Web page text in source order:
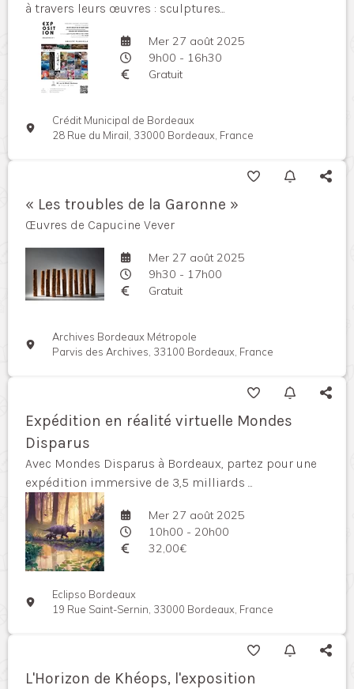
à travers leurs œuvres : sculptures...
Mer 27 août 2025
9h00 - 16h30
Gratuit
Crédit Municipal de Bordeaux
28 Rue du Mirail, 33000 Bordeaux, France
« Les troubles de la Garonne »
Œuvres de Capucine Vever
Mer 27 août 2025
9h30 - 17h00
Gratuit
Archives Bordeaux Métropole
Parvis des Archives, 33100 Bordeaux, France
Expédition en réalité virtuelle Mondes
Disparus
Avec Mondes Disparus à Bordeaux, partez pour une
expédition immersive de 3,5 milliards ...
Mer 27 août 2025
10h00 - 20h00
32,00€
Eclipso Bordeaux
19 Rue Saint-Sernin, 33000 Bordeaux, France
L'Horizon de Khéops, l'exposition